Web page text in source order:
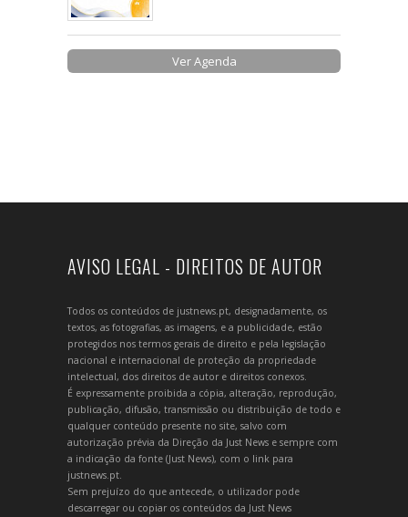
Ver Agenda
AVISO LEGAL - DIREITOS DE AUTOR
Todos os conteúdos de justnews.pt, designadamente, os
textos, as fotografias, as imagens, e a publicidade, estão
protegidos nos termos gerais de direito e pela legislação
nacional e internacional de proteção da propriedade
intelectual, dos direitos de autor e direitos conexos.
É expressamente proibida a cópia, alteração, reprodução,
publicação, difusão, transmissão ou distribuição de todo e
qualquer conteúdo presente no site, salvo com
autorização prévia da Direção da Just News e sempre com
a indicação da fonte (Just News), com o link para
justnews.pt.
Sem prejuízo do que antecede, o utilizador pode
descarregar ou copiar os conteúdos da Just News